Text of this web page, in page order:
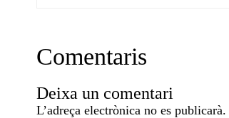
Comentaris
Deixa un comentari
L’adreça electrònica no es publicarà.